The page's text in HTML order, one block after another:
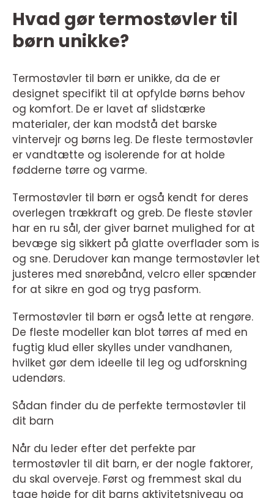
Hvad gør termostøvler til
børn unikke?
Termostøvler til børn er unikke, da de er
designet specifikt til at opfylde børns behov
og komfort. De er lavet af slidstærke
materialer, der kan modstå det barske
vintervejr og børns leg. De fleste termostøvler
er vandtætte og isolerende for at holde
fødderne tørre og varme.
Termostøvler til børn er også kendt for deres
overlegen trækkraft og greb. De fleste støvler
har en ru sål, der giver barnet mulighed for at
bevæge sig sikkert på glatte overflader som is
og sne. Derudover kan mange termostøvler let
justeres med snørebånd, velcro eller spænder
for at sikre en god og tryg pasform.
Termostøvler til børn er også lette at rengøre.
De fleste modeller kan blot tørres af med en
fugtig klud eller skylles under vandhanen,
hvilket gør dem ideelle til leg og udforskning
udendørs.
Sådan finder du de perfekte termostøvler til
dit barn
Når du leder efter det perfekte par
termostøvler til dit barn, er der nogle faktorer,
du skal overveje. Først og fremmest skal du
tage højde for dit barns aktivitetsniveau og